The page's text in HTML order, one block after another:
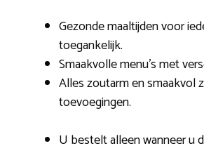
Gezonde maaltijden voor
toegankelijk.
Smaakvolle menu’s met
Alles zoutarm en smaakvol
toevoegingen.
U bestelt alleen wanneer u